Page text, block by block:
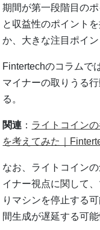
期間が第一段階目の
と収益性のポイント
か、大きな注目ポイン
Fintertechのコラムで
マイナーの取りうる
る。
関連 ： ライトコイン
を考えてみた｜
なお、ライトコイン
イナー視点に関して
りマシンを停止する
間生成が遅延する可